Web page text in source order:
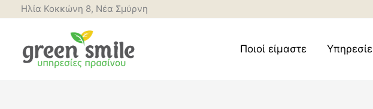
Μετάβαση
Ηλία Κοκκώνη 8, Νέα Σμύρνη
Ποιοί είμαστε